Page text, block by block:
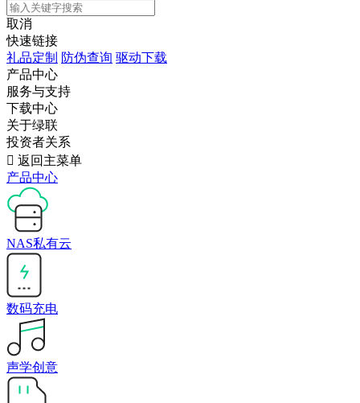
取消
快速链接
礼品定制 防伪查询 驱动下载
产品中心
服务与支持
下载中心
关于绿联
投资者关系
 返回主菜单
产品中心
NAS私有云
数码充电
声学创意